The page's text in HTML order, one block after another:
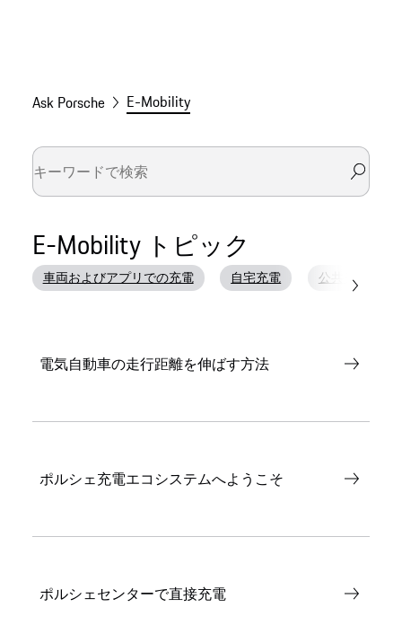
Ask Porsche E-Mobility
E-Mobility トピック
車両およびアプリでの充電 自宅充電 公共充電ステ
電気自動車の走行距離を伸ばす方法
ポルシェ充電エコシステムへようこそ
ポルシェセンターで直接充電